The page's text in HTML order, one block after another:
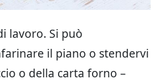
lavoro. Si può
il piano o stendervi
o della carta forno –